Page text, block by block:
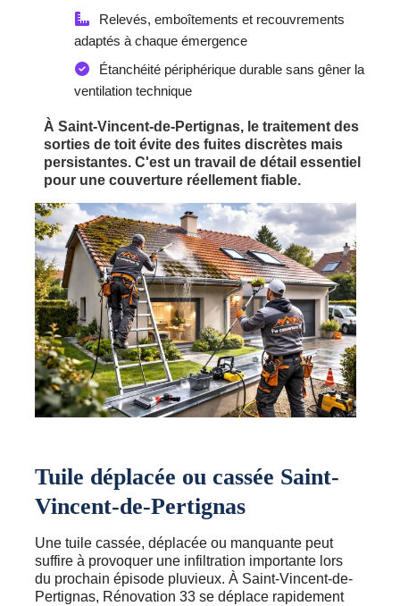
Relevés, emboîtements et recouvrements
adaptés à chaque émergence
Étanchéité périphérique durable sans gêner la
ventilation technique
À Saint-Vincent-de-Pertignas, le traitement des
sorties de toit évite des fuites discrètes mais
persistantes. C'est un travail de détail essentiel
pour une couverture réellement fiable.
Tuile déplacée ou cassée Saint-
Vincent-de-Pertignas
Une tuile cassée, déplacée ou manquante peut
suffire à provoquer une infiltration importante lors
du prochain épisode pluvieux. À Saint-Vincent-de-
Pertignas, Rénovation 33 se déplace rapidement